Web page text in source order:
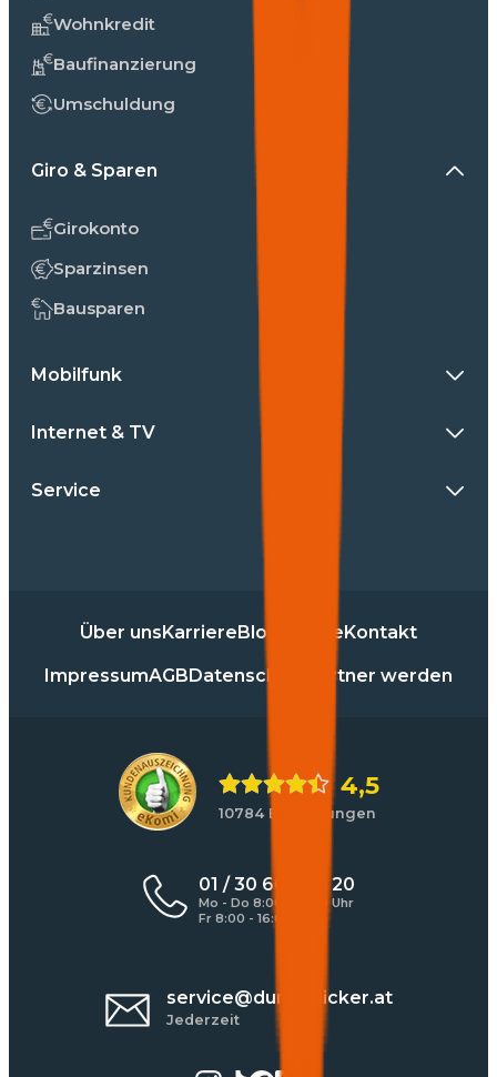
Wohnkredit
Baufinanzierung
Umschuldung
Giro & Sparen
Girokonto
Sparzinsen
Bausparen
Mobilfunk
Internet & TV
Service
Über unsKarriereBlog PresseKontakt
ImpressumAGBDatenschutz Partner werden
4,5
10784 Bewertungen
01 / 30 60 900 20
Mo - Do 8:00 - 17:00 Uhr
Fr 8:00 - 16:00 Uhr
service@durchblicker.at
Jederzeit